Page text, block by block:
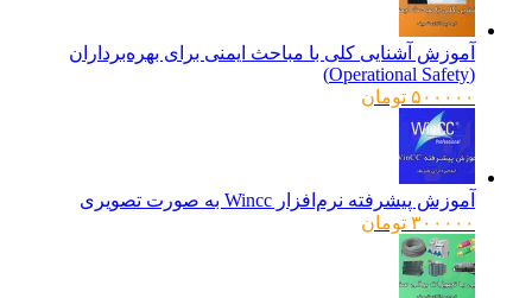
آموزش آشنایی کلی با مباحث ایمنی برای بهره‌برداران
۵۰۰۰۰۰ تومان
آموزش پیشرفته نرم‌افزار Wincc به صورت تصویری
۳۰۰۰۰۰ تومان